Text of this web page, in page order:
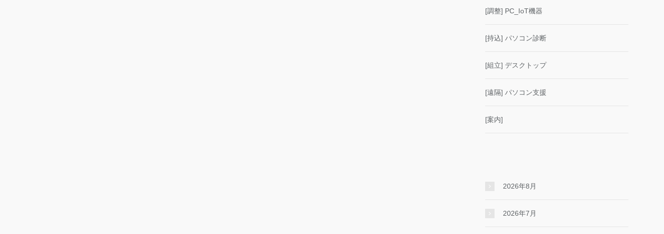
[調整] PC_IoT機器
[持込] パソコン診断
[組立] デスクトップ
[遠隔] パソコン支援
[案内]
2026年8月
2026年7月